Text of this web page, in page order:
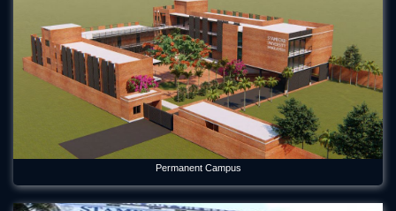
Environmental Science Department of Stamford University
Bangladesh Welcomes Freshers and Honors Graduates
May 21, 2026
Forum Week 2025 Begins at Stamford University Bangladesh
Jul 26, 2025
Freshman Orientation Program -Batch: CEN 74, Dept of CEN,
10-12-2020
International seminar titled “Alternative Finance in Cultural
Permanent Campus